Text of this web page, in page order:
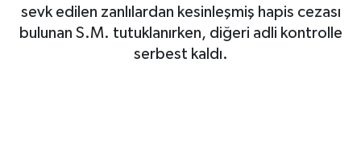
sevk edilen zanlılardan kesinleşmiş hapis cezası
bulunan S.M. tutuklanırken, diğeri adli kontrolle
serbest kaldı.
MAGAZİN
Haber Arşivi